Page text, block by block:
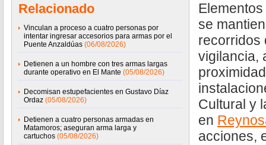
Relacionado
Vinculan a proceso a cuatro personas por
intentar ingresar accesorios para armas por el
Puente Anzaldúas (06/08/2026)
Detienen a un hombre con tres armas largas
durante operativo en El Mante (05/08/2026)
Decomisan estupefacientes en Gustavo Díaz
Ordaz (05/08/2026)
Detienen a cuatro personas armadas en
Matamoros; aseguran arma larga y
cartuchos (05/08/2026)
se
recorridos
vigilancia,
Cultural y
en
acciones,